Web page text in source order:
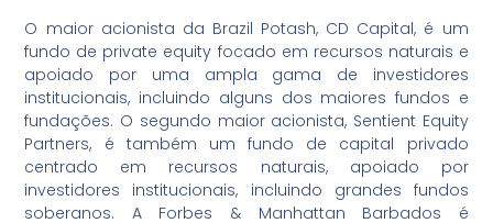
O maior acionista da Brazil Potash, CD Capital, é um
fundo de private equity focado em recursos naturais e
apoiado por uma ampla gama de investidores
institucionais, incluindo alguns dos maiores fundos e
fundações. O segundo maior acionista, Sentient Equity
Partners, é também um fundo de capital privado
centrado em recursos naturais, apoiado por
investidores institucionais, incluindo grandes fundos
soberanos. A Forbes & Manhattan Barbados é